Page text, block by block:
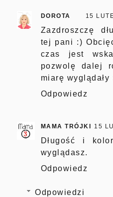
DOROTA 15
Zazdroszczę
tej pani :)
czas jest
pozwolę dalej
miarę wyglądały
Odpowiedz
MAMA TRÓJKI 15
Długość i
wyglądasz.
Odpowiedz
Odpowiedzi